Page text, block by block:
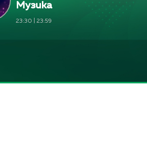
Музика
23:30 23:59